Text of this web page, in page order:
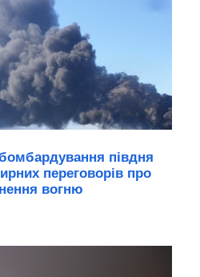
півдня
переговорів про
вогню